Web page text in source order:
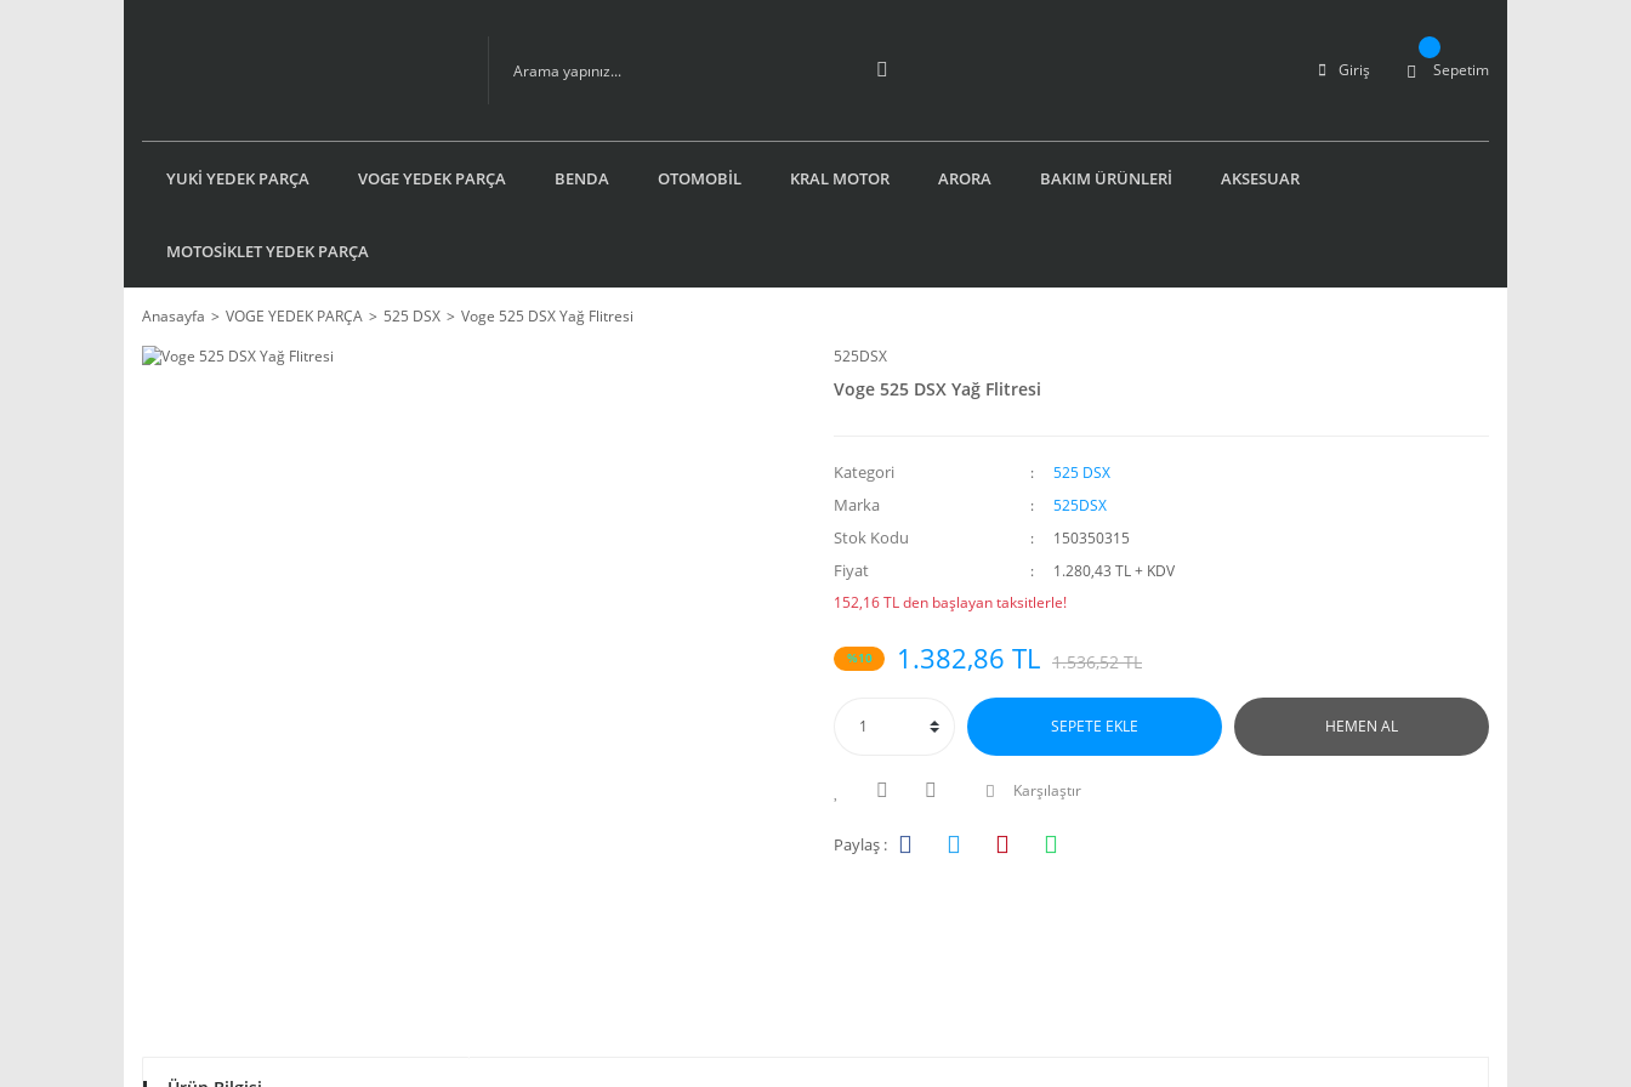
Giriş Sepetim
YUKİ YEDEK PARÇA VOGE YEDEK PARÇA BENDA OTOMOBİL KRAL MOTOR ARORA BAKIM ÜRÜNLERİ AKSESUAR
MOTOSİKLET YEDEK PARÇA
Anasayfa VOGE YEDEK PARÇA 525 DSX
Voge 525 DSX Yağ Flitresi
525DSX
Voge 525 DSX Yağ Flitresi
Kategori 525 DSX
Marka 525DSX
Stok Kodu 150350315
Fiyat
1.280,43 TL + KDV
152,16 TL den başlayan taksitlerle!
%10 1.382,86 TL 1.536,52 TL
SEPETE EKLE HEMEN AL
Karşılaştır
Paylaş :